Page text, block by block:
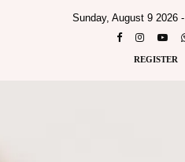
Sunday, August 9 2026 -
REGISTER